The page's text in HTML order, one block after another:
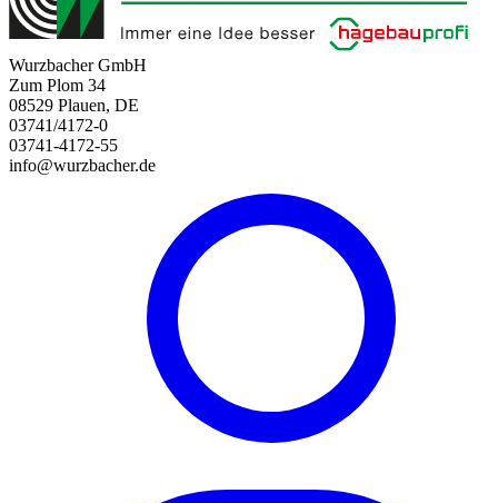
Wurzbacher GmbH
Zum Plom 34
08529 Plauen, DE
03741/4172-0
03741-4172-55
info@wurzbacher.de